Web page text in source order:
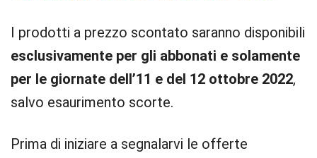
I prodotti a prezzo scontato saranno disponibili
esclusivamente per gli abbonati e solamente
per le giornate dell’11 e del 12 ottobre 2022,
salvo esaurimento scorte.
Prima di iniziare a segnalarvi le offerte